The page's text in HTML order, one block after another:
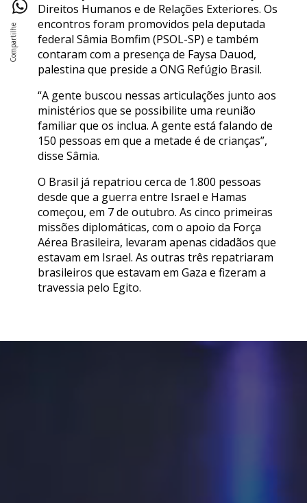
Direitos Humanos e de Relações Exteriores. Os
encontros foram promovidos pela deputada
federal Sâmia Bomfim (PSOL-SP) e também
contaram com a presença de Faysa Dauod,
palestina que preside a ONG Refúgio Brasil.
“A gente buscou nessas articulações junto aos
ministérios que se possibilite uma reunião
familiar que os inclua. A gente está falando de
150 pessoas em que a metade é de crianças”,
disse Sâmia.
O Brasil já repatriou cerca de 1.800 pessoas
desde que a guerra entre Israel e Hamas
começou, em 7 de outubro. As cinco primeiras
missões diplomáticas, com o apoio da Força
Aérea Brasileira, levaram apenas cidadãos que
estavam em Israel. As outras três repatriaram
brasileiros que estavam em Gaza e fizeram a
travessia pelo Egito.